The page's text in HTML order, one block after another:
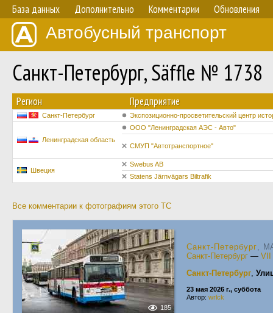
База данных Дополнительно Комментарии Обновления
Автобусный транспорт
Санкт-Петербург, Säffle № 1738
Регион Предприятие
Санкт-Петербург Экспозиционно-просветительский центр
Ленинградская область
ООО "Ленинградская АЭС - Авто"
СМУП "Автотранспортное"
Швеция
Swebus AB
Statens Järnvägars Biltrafik
Все комментарии к фотографиям этого ТС
185
Санкт-Петербург,
Санкт-Петербург — VII
Санкт-Петербург,
23 мая 2026 г., суббота
Автор: wrlck